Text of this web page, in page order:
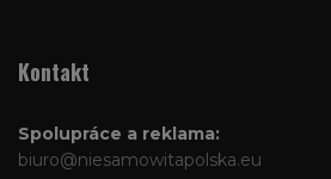
Kontakt
Spolupráce a reklama:
biuro@niesamowitapolska.eu